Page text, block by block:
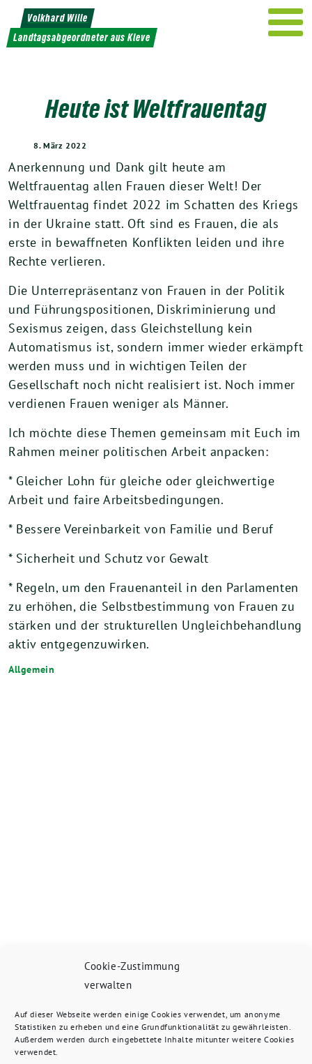
Cookie-Zustimmung
verwalten
Auf dieser Webseite werden einige Cookies verwendet, um anonyme
Statistiken zu erheben und eine Grundfunktionalität zu gewährleisten.
Außerdem werden durch eingebettete Inhalte mitunter weitere Cookies
verwendet.
Weiter
zum
Inhalt
Volkhard Wille
Landtagsabgeordneter aus Kleve
Heute ist Weltfrauentag
8. März 2022
Anerkennung und Dank gilt heute am
Weltfrauentag allen Frauen dieser Welt! Der
Weltfrauentag findet 2022 im Schatten des Kriegs
in der Ukraine statt. Oft sind es Frauen, die als
erste in bewaffneten Konflikten leiden und ihre
Rechte verlieren.
Die Unterrepräsentanz von Frauen in der Politik
und Führungspositionen, Diskriminierung und
Sexismus zeigen, dass Gleichstellung kein
Automatismus ist, sondern immer wieder erkämpft
werden muss und in wichtigen Teilen der
Gesellschaft noch nicht realisiert ist. Noch immer
verdienen Frauen weniger als Männer.
Ich möchte diese Themen gemeinsam mit Euch im
Rahmen meiner politischen Arbeit anpacken:
* Gleicher Lohn für gleiche oder gleichwertige
Arbeit und faire Arbeitsbedingungen.
* Bessere Vereinbarkeit von Familie und Beruf
* Sicherheit und Schutz vor Gewalt
* Regeln, um den Frauenanteil in den Parlamenten
zu erhöhen, die Selbstbestimmung von Frauen zu
stärken und der strukturellen Ungleichbehandlung
aktiv entgegenzuwirken.
Allgemein